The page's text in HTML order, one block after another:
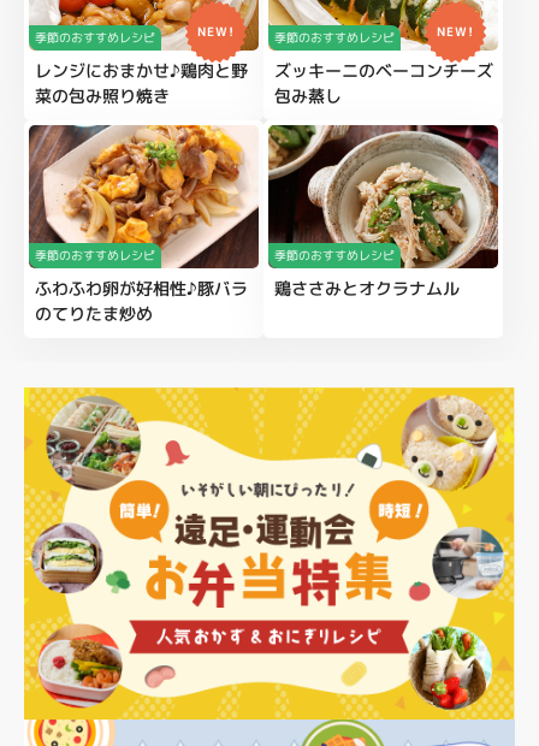
季節のおすすめレシピ NEW!
レンジにおまかせ♪鶏肉と野
菜の包み照り焼き
季節のおすすめレシピ NEW!
ズッキーニのベーコンチーズ
包み蒸し
季節のおすすめレシピ
ふわふわ卵が好相性♪豚バラ
のてりたま炒め
季節のおすすめレシピ
鶏ささみとオクラナムル